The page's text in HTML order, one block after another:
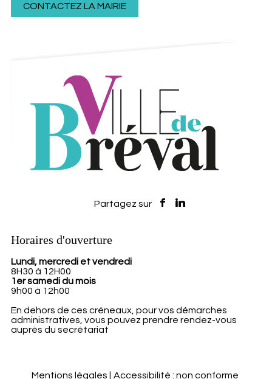
CONTACTEZ LA MAIRIE
Horaires d'ouverture
Lundi, mercredi et vendredi
8H30 à 12H00
1er samedi du mois
9h00 à 12h00
En dehors de ces créneaux, pour vos démarches
administratives, vous pouvez prendre rendez-vous
auprès du secrétariat
Mentions légales Accessibilité : non conforme